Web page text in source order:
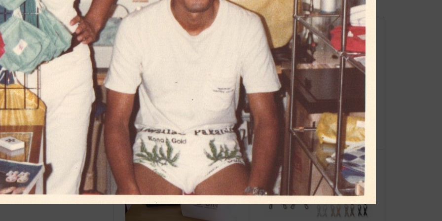
体アワード Bronze受賞
☆JIB Group Info☆20/9/28~【重
要】JIB本店・船坂店限定カラーオ
ーダーサービス休止...
☆JIB Group Info☆VERY 8月号